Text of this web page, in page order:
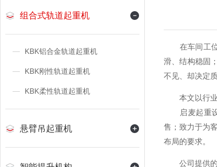
组合式轨道起重机
KBK铝合金轨道起重机
KBK刚性轨道起重机
KBK柔性轨道起重机
悬臂吊起重机
在车间工位
滑、结构稳固
不见、却决定
本文以行业
启麦起重设
售；致力于为
布局的要求。
公司提供的